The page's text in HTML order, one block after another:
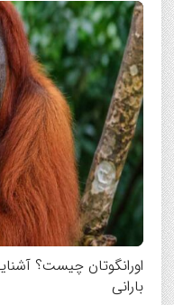
اورانگوتان چیست؟
بارانی